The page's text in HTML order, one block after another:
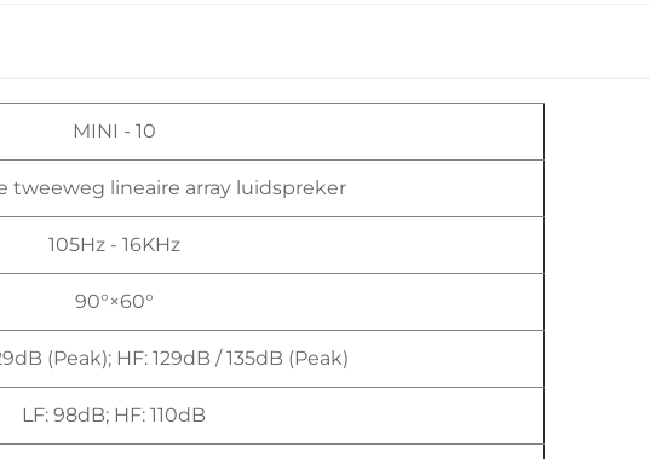
MINI - 10
tweeweg lineaire array luidspreker
105Hz - 16KHz
90°×60°
(Peak); HF: 129dB / 135dB (Peak)
LF: 98dB; HF: 110dB